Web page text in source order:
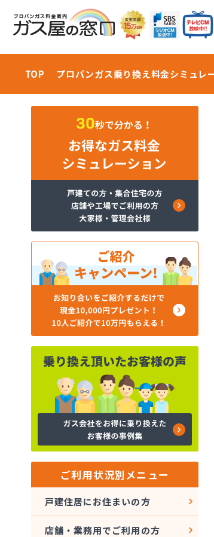
TOP プロパンガス乗り換え料金シミュレ
ご利用状況別メニュー
戸建住居にお住まいの方
店舗・業務用でご利用の方